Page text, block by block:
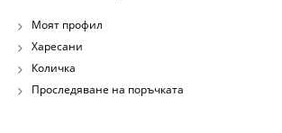
Моят профил
Харесани
Количка
Проследяване на поръчката